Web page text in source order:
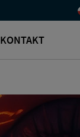
KONTAKT